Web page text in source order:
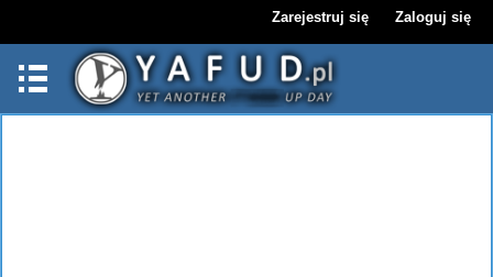
Zarejestruj się Zaloguj się